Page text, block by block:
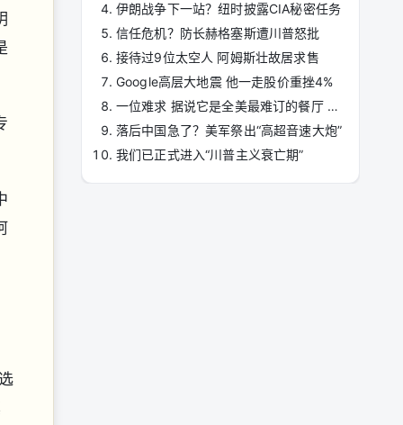
伊朗战争下一站？纽时披露CIA秘密任务
信任危机？防长赫格塞斯遭川普怒批
接待过9位太空人 阿姆斯壮故居求售
Google高层大地震 他一走股价重挫4%
一位难求 据说它是全美最难订的餐厅 你吃过吗？
落后中国急了？美军祭出“高超音速大炮”
我们已正式进入“川普主义衰亡期”